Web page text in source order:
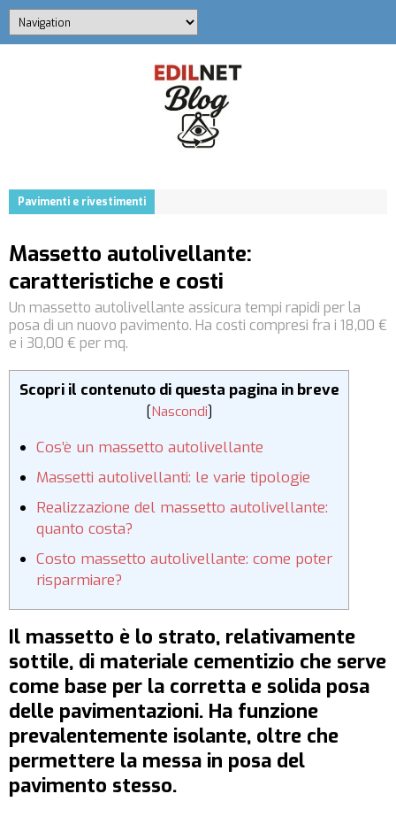
Pavimenti e rivestimenti
Massetto autolivellante:
caratteristiche e costi
Un massetto autolivellante assicura tempi rapidi per la
posa di un nuovo pavimento. Ha costi compresi fra i 18,00 €
e i 30,00 € per mq.
Scopri il contenuto di questa pagina in breve
[Nascondi]
Cos’è un massetto autolivellante
Massetti autolivellanti: le varie tipologie
Realizzazione del massetto autolivellante:
quanto costa?
Costo massetto autolivellante: come poter
risparmiare?
Il massetto è lo strato, relativamente
sottile, di materiale cementizio che serve
come base per la corretta e solida posa
delle pavimentazioni. Ha funzione
prevalentemente isolante, oltre che
permettere la messa in posa del
pavimento stesso.